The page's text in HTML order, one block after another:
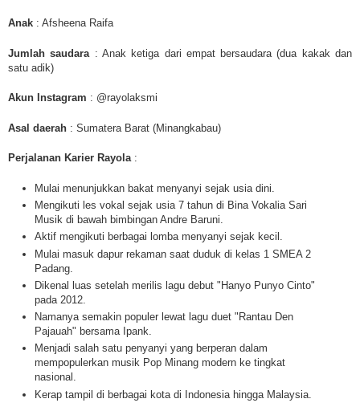
Anak : Afsheena Raifa
Jumlah saudara : Anak ketiga dari empat bersaudara (dua kakak dan
satu adik)
Akun Instagram : @rayolaksmi
Asal daerah : Sumatera Barat (Minangkabau)
Perjalanan Karier Rayola:
Mulai menunjukkan bakat menyanyi sejak usia dini.
Mengikuti les vokal sejak usia 7 tahun di Bina Vokalia Sari
Musik di bawah bimbingan Andre Baruni.
Aktif mengikuti berbagai lomba menyanyi sejak kecil.
Mulai masuk dapur rekaman saat duduk di kelas 1 SMEA 2
Padang.
Dikenal luas setelah merilis lagu debut "Hanyo Punyo Cinto"
pada 2012.
Namanya semakin populer lewat lagu duet "Rantau Den
Pajauah" bersama Ipank.
Menjadi salah satu penyanyi yang berperan dalam
mempopulerkan musik Pop Minang modern ke tingkat
nasional.
Kerap tampil di berbagai kota di Indonesia hingga Malaysia.